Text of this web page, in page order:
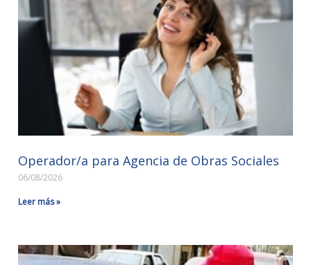
Operador/a para Agencia de Obras Sociales
06/08/2026
Leer más »